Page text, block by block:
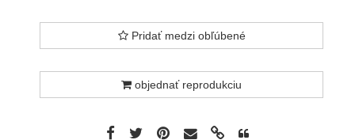
Pridať medzi obľúbené
objednať reprodukciu